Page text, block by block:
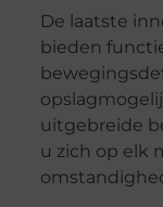
De laatste
bieden
uitgebreide
u zich op elk